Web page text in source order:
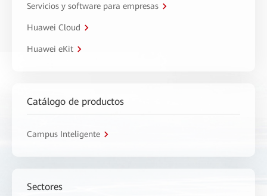
Servicios y software para empresas
Huawei Cloud
Huawei eKit
Catálogo de productos
Campus Inteligente
Sectores